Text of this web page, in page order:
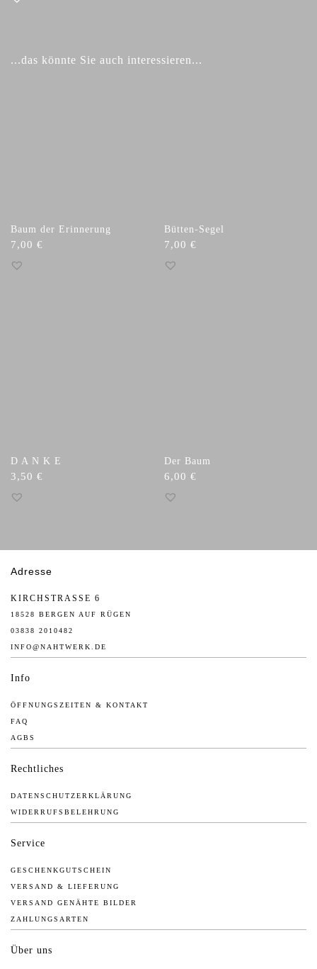
...das könnte Sie auch interessieren...
Ähnliche Produkte
Baum der Erinnerung
7,00 €
Bütten-Segel
7,00€
D A N K E
3,50 €
Der Baum
6,00€
Adresse
KIRCHSTRASSE 6
18528 BERGEN AUF RÜGEN
03838 2010482
INFO@NAHTWERK.DE
Info
ÖFFNUNGSZEITEN & KONTAKT
FAQ
AGBS
Rechtliches
DATENSCHUTZERKLÄRUNG
WIDERRUFSBELEHRUNG
Service
GESCHENKGUTSCHEIN
VERSAND & LIEFERUNG
VERSAND GENÄHTE BILDER
ZAHLUNGSARTEN
Über uns